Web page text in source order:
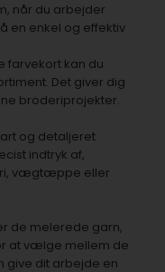
når du arbejder
en enkel og effektiv
farvekort kan du
Det giver dig
broderiprojekter.
og detaljeret
indtryk af,
vægtæppe eller
de melerede garn,
at vælge mellem de
give dit arbejde en